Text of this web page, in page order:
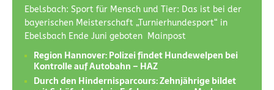
Ebelsbach: Sport für Mensch und Tier: Das ist bei der
bayerischen Meisterschaft „Turnierhundesport“ in
Ebelsbach Ende Juni geboten Mainpost
Region Hannover: Polizei findet Hundewelpen bei
Kontrolle auf Autobahn – HAZ
Durch den Hindernisparcours: Zehnjährige bildet